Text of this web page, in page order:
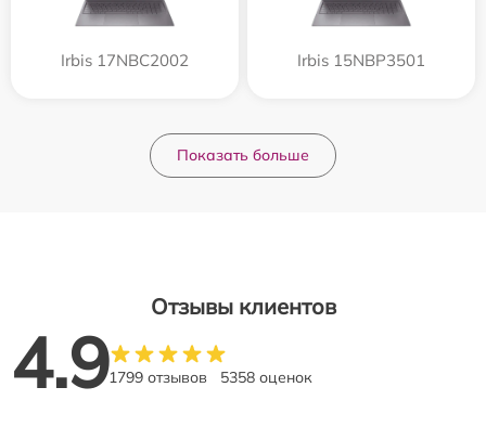
Irbis 17NBC2002 Irbis 15NBP3501
Показать больше
Отзывы клиентов
4.91799 отзывов 5358 оценок